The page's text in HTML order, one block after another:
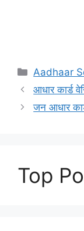
Categories
Aadhaar
आधार कार्ड
जन आधार
Top